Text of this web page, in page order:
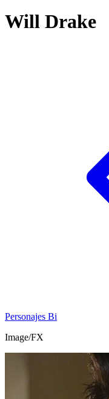
Will Drake
Personajes Bi
Image/FX